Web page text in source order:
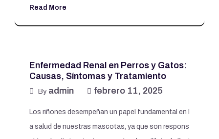
Read More
Enfermedad Renal en Perros y Gatos:
Causas, Síntomas y Tratamiento
By admin febrero 11, 2025
Los riñones desempeñan un papel fundamental en l
a salud de nuestras mascotas, ya que son respons